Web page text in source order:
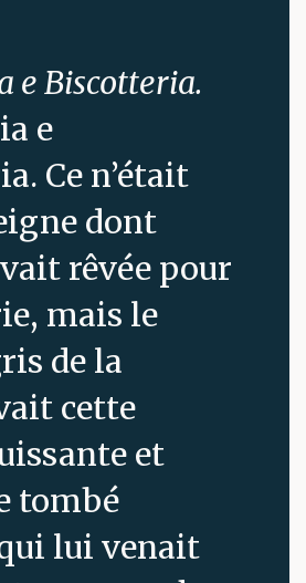
e Biscotteria.
e
Ce n’était
dont
rêvée pour
mais le
de la
cette
et
tombé
lui venait